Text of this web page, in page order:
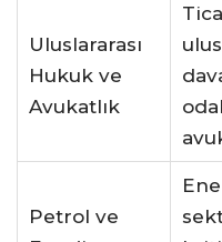
Uluslararası
Hukuk ve
Avukatlık
Petrol ve